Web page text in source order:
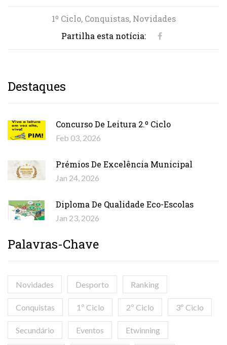
1º Ciclo, Conquistas, Novidades
Partilha esta notícia:
Destaques
Concurso De Leitura 2.º Ciclo
Feb 03, 2026
Prémios De Excelência Municipal
Jan 24, 2026
Diploma De Qualidade Eco-Escolas
Jan 23, 2026
Palavras-Chave
Novidades Desporto Ranking
Conquistas 1º Ciclo 2º Ciclo 3º Ciclo
Secundário Eventos Etwinning